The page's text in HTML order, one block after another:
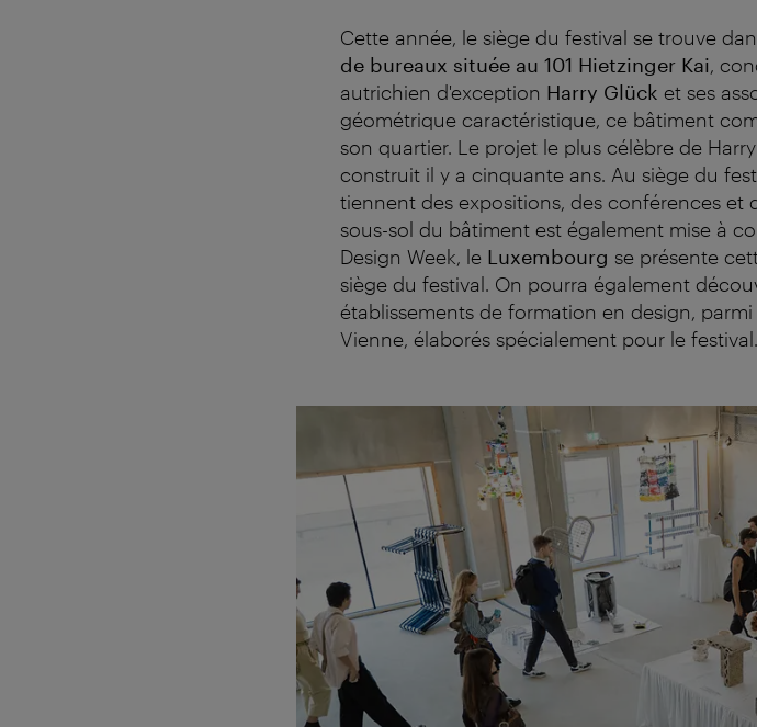
Cette année, le siège du festival se trouve
de bureaux située au 101 Hietzinger Kai,
autrichien d'exception Harry Glück et ses
géométrique caractéristique, ce bâtiment
son quartier. Le projet le plus célèbre de
construit il y a cinquante ans. Au siège du
tiennent des expositions, des conférences et
sous-sol du bâtiment est également mise à
Design Week, le Luxembourg se présente
siège du festival. On pourra également
établissements de formation en design,
Vienne, élaborés spécialement pour le festival.